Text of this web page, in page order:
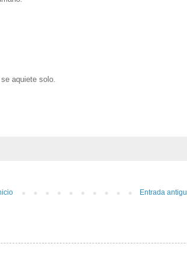
aquiete solo.
Entrada